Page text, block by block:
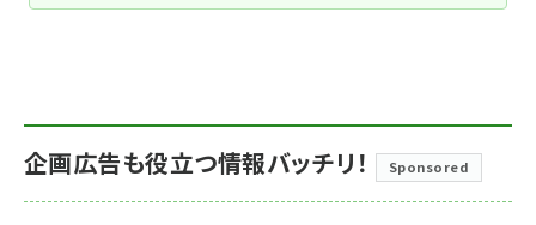
企画広告も役立つ情報バッチリ！ Sponsored